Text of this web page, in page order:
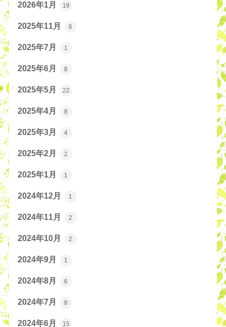
2026年1月 19
2025年11月 6
2025年7月 1
2025年6月 8
2025年5月 22
2025年4月 8
2025年3月 4
2025年2月 2
2025年1月 1
2024年12月 1
2024年11月 2
2024年10月 2
2024年9月 1
2024年8月 6
2024年7月 8
2024年6月 15